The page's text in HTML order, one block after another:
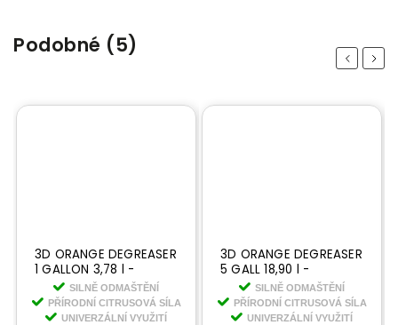
Podobné (5) Previous
3D ORANGE DEGREASER
1 GALLON 3,78 l -
prémiový univerzální
čistič
SILNĚ ODMAŠTĚNÍ
PŘÍRODNÍ CITRUSOVÁ SÍLA
UNIVERZÁLNÍ VYUŽITÍ
3D ORANGE DEGREASER
5 GALL 18,90 l -
prémiový univerzální
čistič
SILNĚ ODMAŠTĚNÍ
PŘÍRODNÍ CITRUSOVÁ SÍLA
UNIVERZÁLNÍ VYUŽITÍ
Next